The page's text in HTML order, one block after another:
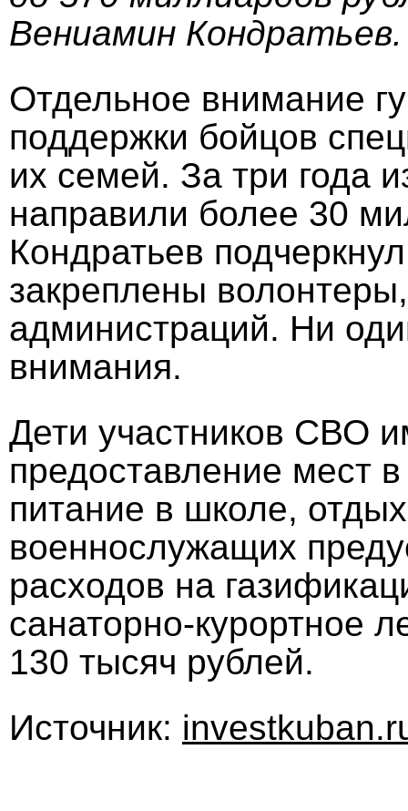
Вениамин Кондратьев.
Отдельное внимание
поддержки бойцов
их семей. За три года
направили более 30
Кондратьев
закреплены
администраций. Ни
внимания.
Дети участников СВО
предоставление мест
питание в школе,
военнослужащих
расходов на
санаторно-курортное
130 тысяч рублей.
Источник: